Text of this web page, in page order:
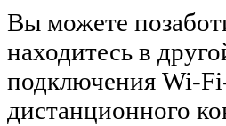
Вы можете
находитесь в
подключения Wi-
дистанционного